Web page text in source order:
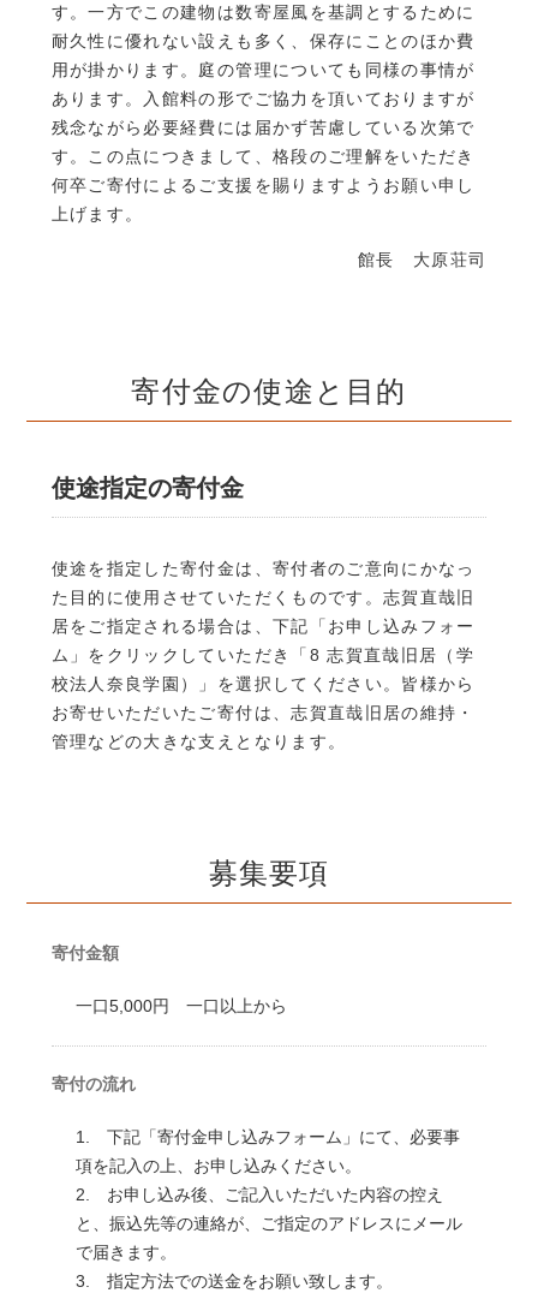
す。一方でこの建物は数寄屋風を基調とするために
耐久性に優れない設えも多く、保存にことのほか費
用が掛かります。庭の管理についても同様の事情が
あります。入館料の形でご協力を頂いておりますが
残念ながら必要経費には届かず苦慮している次第で
す。この点につきまして、格段のご理解をいただき
何卒ご寄付によるご支援を賜りますようお願い申し
上げます。
館長 大原荘司
寄付金の使途と目的
使途指定の寄付金
使途を指定した寄付金は、寄付者のご意向にかなっ
た目的に使用させていただくものです。志賀直哉旧
居をご指定される場合は、下記「お申し込みフォー
ム」をクリックしていただき「8 志賀直哉旧居（学
校法人奈良学園）」を選択してください。皆様から
お寄せいただいたご寄付は、志賀直哉旧居の維持・
管理などの大きな支えとなります。
募集要項
寄付金額
一口5,000円 一口以上から
寄付の流れ
1. 下記「寄付金申し込みフォーム」にて、必要事
項を記入の上、お申し込みください。
2. お申し込み後、ご記入いただいた内容の控え
と、振込先等の連絡が、ご指定のアドレスにメール
で届きます。
3. 指定方法での送金をお願い致します。